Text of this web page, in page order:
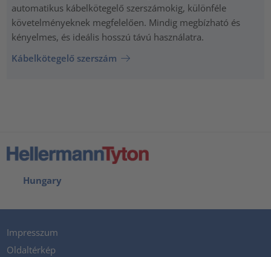
automatikus kábelkötegelő szerszámokig, különféle
követelményeknek megfelelően. Mindig megbízható és
kényelmes, és ideális hosszú távú használatra.
Kábelkötegelő szerszám
Hungary
Impresszum
Oldaltérkép